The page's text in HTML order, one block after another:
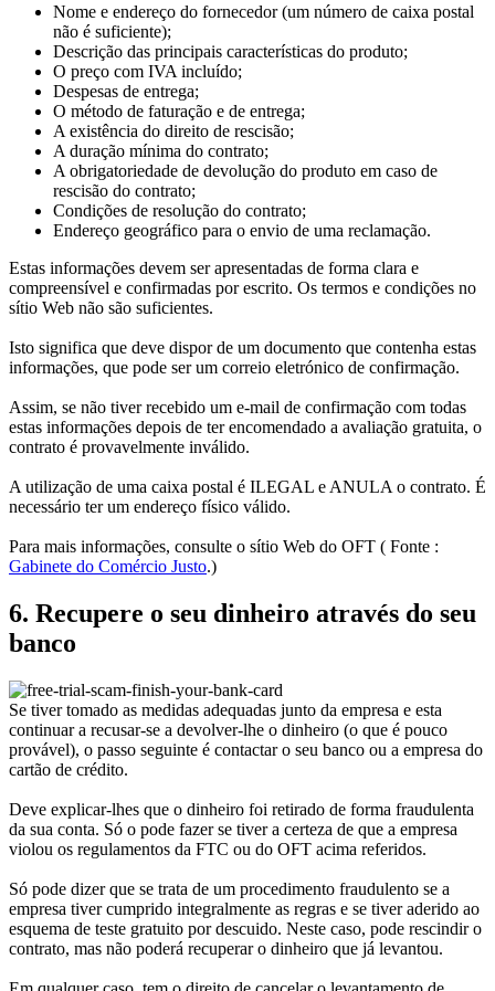
Nome e endereço do fornecedor (um número de caixa postal
não é suficiente);
Descrição das principais características do produto;
O preço com IVA incluído;
Despesas de entrega;
O método de faturação e de entrega;
A existência do direito de rescisão;
A duração mínima do contrato;
A obrigatoriedade de devolução do produto em caso de
rescisão do contrato;
Condições de resolução do contrato;
Endereço geográfico para o envio de uma reclamação.
Estas informações devem ser apresentadas de forma clara e
compreensível e confirmadas por escrito. Os termos e condições no
sítio Web não são suficientes.
Isto significa que deve dispor de um documento que contenha estas
informações, que pode ser um correio eletrónico de confirmação.
Assim, se não tiver recebido um e-mail de confirmação com todas
estas informações depois de ter encomendado a avaliação gratuita, o
contrato é provavelmente inválido.
A utilização de uma caixa postal é ILEGAL e ANULA o contrato. É
necessário ter um endereço físico válido.
Para mais informações, consulte o sítio Web do OFT ( Fonte :
Gabinete do Comércio Justo.)
6. Recupere o seu dinheiro através do seu
banco
Se tiver tomado as medidas adequadas junto da empresa e esta
continuar a recusar-se a devolver-lhe o dinheiro (o que é pouco
provável), o passo seguinte é contactar o seu banco ou a empresa do
cartão de crédito.
Deve explicar-lhes que o dinheiro foi retirado de forma fraudulenta
da sua conta. Só o pode fazer se tiver a certeza de que a empresa
violou os regulamentos da FTC ou do OFT acima referidos.
Só pode dizer que se trata de um procedimento fraudulento se a
empresa tiver cumprido integralmente as regras e se tiver aderido ao
esquema de teste gratuito por descuido. Neste caso, pode rescindir o
contrato, mas não poderá recuperar o dinheiro que já levantou.